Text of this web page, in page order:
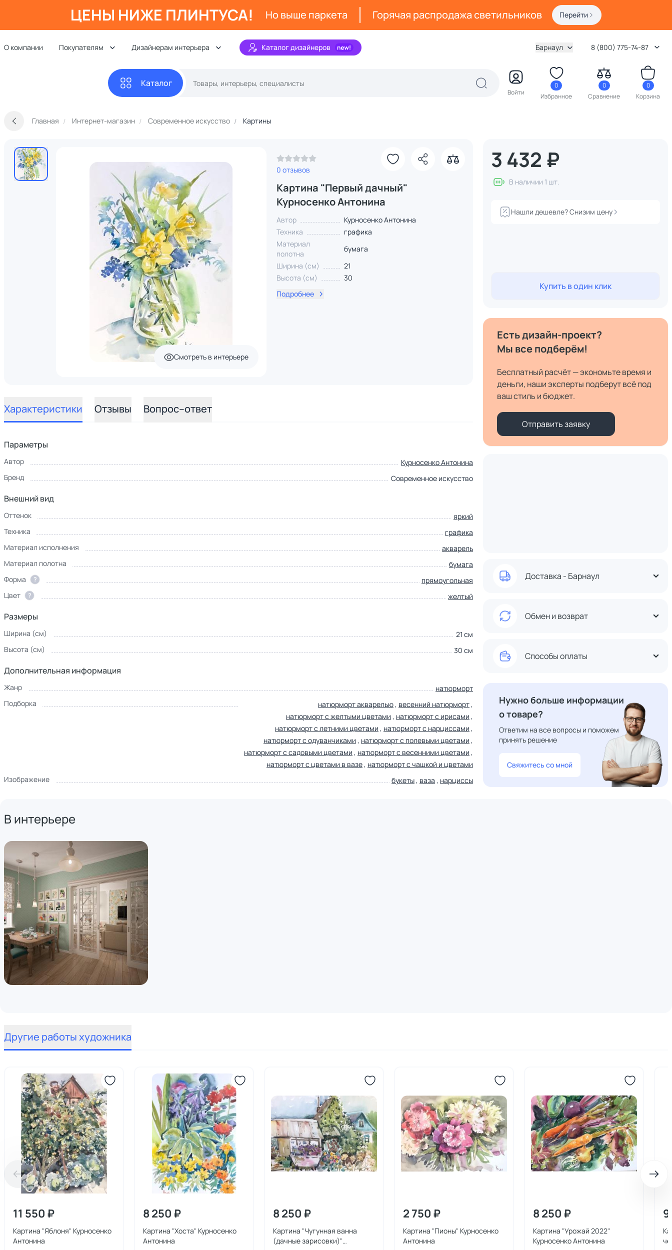
ЦЕНЫ НИЖЕ ПЛИНТУСА! Но выше паркета Горячая распродажа светильников Перейти
О компании Покупателям Дизайнерам интерьера Каталог дизайнеров Барнаул 8 (800) 775-74-87
Каталог
Войти
0
Избранное
0
Сравнение
0
Корзина
Главная Интернет-магазин Современное искусство Картины
Смотреть в интерьере
0 отзывов
Картина "Первый дачный"
Курносенко Антонина
Автор
Курносенко Антонина
Техника
графика
Материал
полотна
бумага
Ширина (см)
21
Высота (см)
30
Подробнее
Характеристики Отзывы Вопрос–ответ
Параметры
Автор
Курносенко Антонина
Бренд
Современное искусство
Внешний вид
Оттенок
яркий
Техника
графика
Материал исполнения
акварель
Материал полотна
бумага
Форма
?
прямоугольная
Цвет
? желтый
Размеры
Ширина (см)
21 см
Высота (см)
30 см
Дополнительная информация
Жанр
натюрморт
Подборка
натюрморт акварелью, весенний натюрморт,
натюрморт с желтыми цветами , натюрморт с ирисами ,
натюрморт с летними цветами , натюрморт с нарциссами ,
натюрморт с одуванчиками , натюрморт с полевыми цветами ,
натюрморт с садовыми цветами , натюрморт с весенними цветами ,
натюрморт с цветами в вазе, натюрморт с чашкой и цветами
Изображение
букеты, ваза , нарциссы
3 432 ₽
В наличии 1 шт.
Нашли дешевле? Снизим цену
Купить в один клик
Есть дизайн-проект?
Мы все подберём!
Бесплатный расчёт — экономьте время и
деньги, наши эксперты подберут всё под
ваш стиль и бюджет.
Отправить заявку
Доставка - Барнаул
Обмен и возврат
Способы оплаты
Нужно больше информации
о товаре?
Ответим на все вопросы и поможем
принять решение
Свяжитесь со мной
В интерьере
Другие работы художника
11 550 ₽
Картина "Яблоня" Курносенко
Антонина
8 250 ₽
Картина "Хоста" Курносенко
Антонина
8 250 ₽
Картина "Чугунная ванна
(дачные зарисовки)"
2 750 ₽
Картина "Пионы" Курносенко
Антонина
8 250 ₽
Картина "Урожай 2022"
Курносенко Антонина